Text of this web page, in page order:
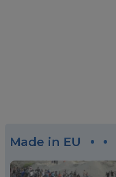
Made in EU